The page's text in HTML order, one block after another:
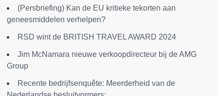
(Persbriefing) Kan de EU kritieke tekorten aan
geneesmiddelen verhelpen?
RSD wint de BRITISH TRAVEL AWARD 2024
Jim McNamara nieuwe verkoopdirecteur bij de AMG
Group
Recente bedrijfsenquête: Meerderheid van de